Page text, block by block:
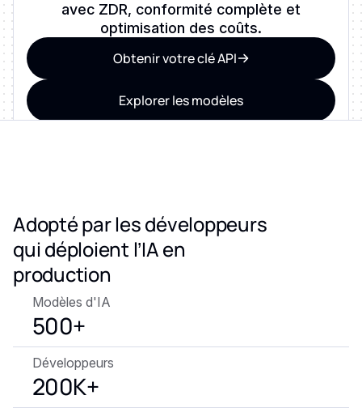
avec ZDR, conformité complète et
optimisation des coûts.
Obtenir votre clé API
Explorer les modèles
Adopté par les développeurs
qui déploient l’IA en
production
Modèles d'IA
500+
Développeurs
200K+